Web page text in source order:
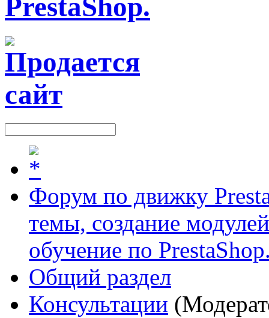
Форум по движку
темы, создание
обучение по
Общий раздел
Консультации